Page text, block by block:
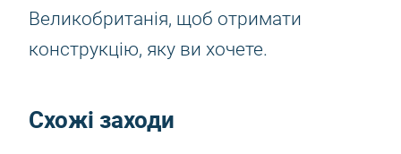
Великобританія, щоб отримати
конструкцію, яку ви хочете.
Схожі заходи